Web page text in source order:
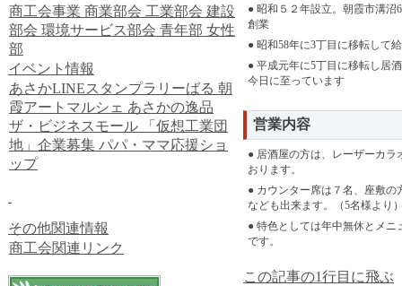
商工会事業 商業部会 工業部会 建設
部会 環境サービス部会 青年部 女性
部
イベント情報
あさかLINEスタンプラリーばる 朝
霞アートマルシェ あさかの逸品
ザ・ビジネスモール
「仮想工業団
地」企業募集 パパ・ママ応援ショ
ップ
その他関連情報
商工会関連リンク
● 昭和５２年設立。朝霞市溝
創業
● 昭和58年に3丁目に移転して
● 平成元年に5丁目に移転し居
今日に至っています
営業内容
● 居酒屋の方は、レーザーカ
おります。
● カウンター席は７名、座敷
なども出来ます。（5名様より
● 特色としては年中無休とメ
です。
この記事の1行目に飛ぶ